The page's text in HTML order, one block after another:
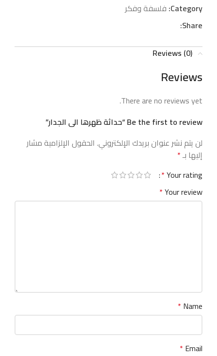
Category: فلسفة وفكر
Share:
Reviews (0)
Reviews
There are no reviews yet.
Be the first to review “حداثة ظهرها الى الجدار”
لن يتم نشر عنوان بريدك الإلكتروني. الحقول الإلزامية مشار
إليها بـ*
Your rating
*
Your review
*
Name
*
Email
*